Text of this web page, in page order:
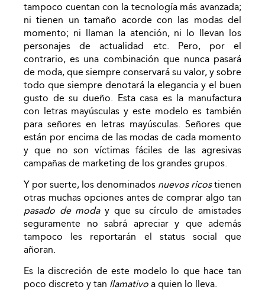
tampoco cuentan con la tecnología más avanzada;
ni tienen un tamaño acorde con las modas del
momento; ni llaman la atención, ni lo llevan los
personajes de actualidad etc. Pero, por el
contrario, es una combinación que nunca pasará
de moda, que siempre conservará su valor, y sobre
todo que siempre denotará la elegancia y el buen
gusto de su dueño. Esta casa es la manufactura
con letras mayúsculas y este modelo es también
para señores en letras mayúsculas. Señores que
están por encima de las modas de cada momento
y que no son víctimas fáciles de las agresivas
campañas de marketing de los grandes grupos.
Y por suerte, los denominados nuevos ricostienen
otras muchas opciones antes de comprar algo tan
pasado de moday que su círculo de amistades
seguramente no sabrá apreciar y que además
tampoco les reportarán el status social que
añoran.
Es la discreción de este modelo lo que hace tan
poco discreto y tan llamativo a quien lo lleva.